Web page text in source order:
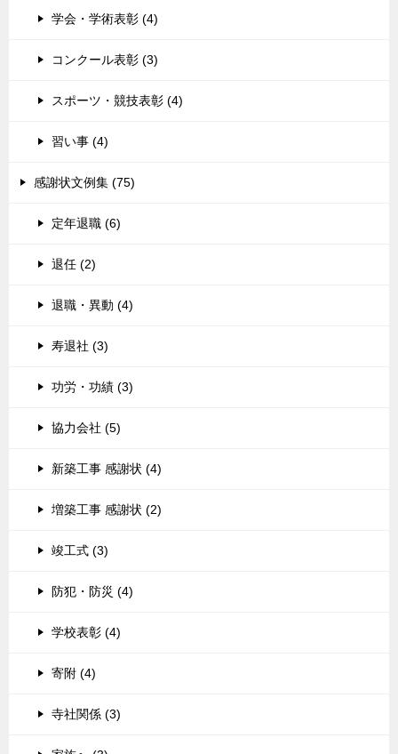
学会・学術表彰 (4)
コンクール表彰 (3)
スポーツ・競技表彰 (4)
習い事 (4)
感謝状文例集 (75)
定年退職 (6)
退任 (2)
退職・異動 (4)
寿退社 (3)
功労・功績 (3)
協力会社 (5)
新築工事 感謝状 (4)
増築工事 感謝状 (2)
竣工式 (3)
防犯・防災 (4)
学校表彰 (4)
寄附 (4)
寺社関係 (3)